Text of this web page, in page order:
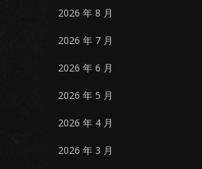
2026 年 8 月
2026 年 7 月
2026 年 6 月
2026 年 5 月
2026 年 4 月
2026 年 3 月